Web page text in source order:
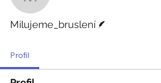
Milujeme_bruslení
Profil